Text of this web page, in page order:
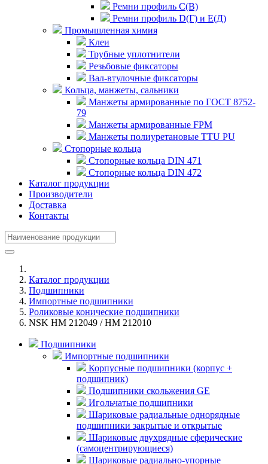
Ремни профиль С(В)
Ремни профиль D(Г) и E(Д)
Промышленная химия
Клеи
Трубные уплотнители
Резьбовые фиксаторы
Вал-втулочные фиксаторы
Кольца, манжеты, сальники
Манжеты армированные по ГОСТ 8752-
79
Манжеты армированные FPM
Манжеты полиуретановые TTU PU
Стопорные кольца
Стопорные кольца DIN 471
Стопорные кольца DIN 472
Каталог продукции
Производители
Доставка
Контакты
Каталог продукции
Подшипники
Импортные подшипники
Роликовые конические подшипники
NSK HM 212049 / HM 212010
Подшипники
Импортные подшипники
Корпусные подшипники (корпус +
подшипник)
Подшипники скольжения GE
Игольчатые подшипники
Шариковые радиальные однорядные
подшипники закрытые и открытые
Шариковые двухрядные сферические
(самоцентрирующиеся)
Шариковые радиально-упорные